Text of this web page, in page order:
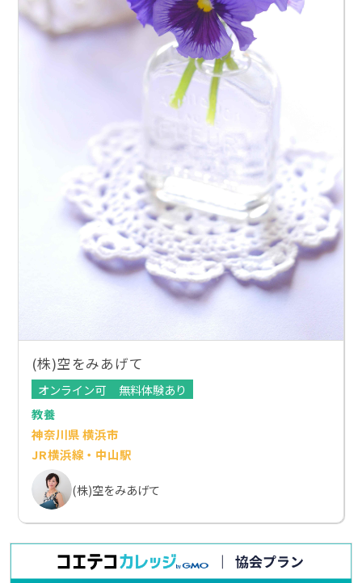
(株)空をみあげて
オンライン可
無料体験あり
教養
神奈川県 横浜市
JR横浜線・中山駅
(株)空をみあげて